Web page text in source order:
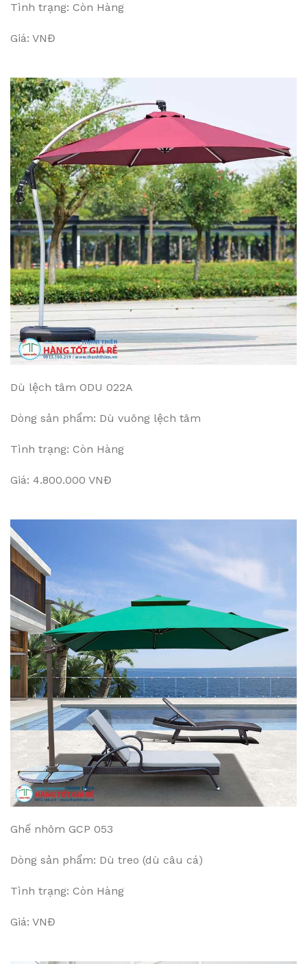
Tình trạng: Còn Hàng
Giá: VNĐ
Dù lệch tâm ODU 022A
Dòng sản phẩm: Dù vuông lệch tâm
Tình trạng: Còn Hàng
Giá: 4.800.000 VNĐ
Ghế nhôm GCP 053
Dòng sản phẩm: Dù treo (dù câu cá)
Tình trạng: Còn Hàng
Giá: VNĐ